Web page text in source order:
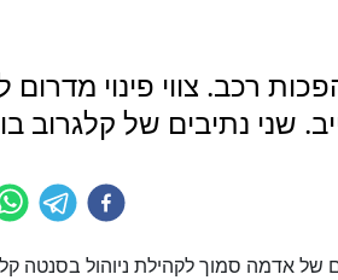
רכב. צווי פינוי מדרום
לקריקסייד דרייב. שני נתיבים של
השתוללה על פני לפחות 175 אייקרים של אדמה סמוך לקהילת